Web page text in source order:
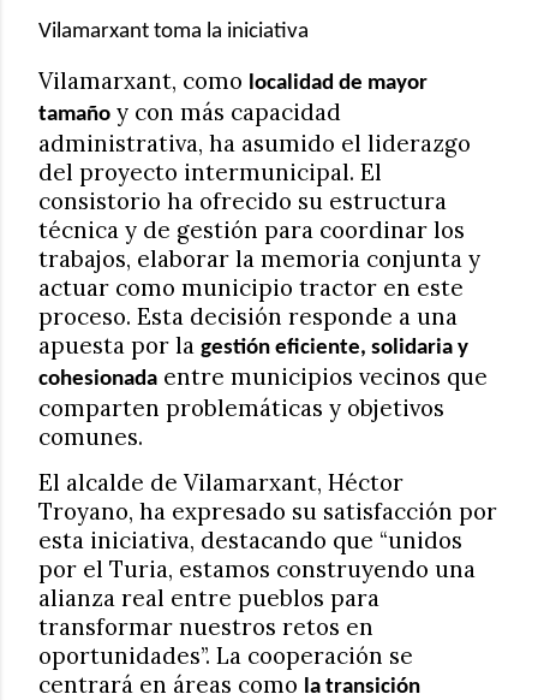
Vilamarxant toma la iniciativa
Vilamarxant, como localidad de mayor
tamaño y con más capacidad
administrativa, ha asumido el liderazgo
del proyecto intermunicipal. El
consistorio ha ofrecido su estructura
técnica y de gestión para coordinar los
trabajos, elaborar la memoria conjunta y
actuar como municipio tractor en este
proceso. Esta decisión responde a una
apuesta por la gestión eficiente, solidaria y
cohesionada entre municipios vecinos que
comparten problemáticas y objetivos
comunes.
El alcalde de Vilamarxant, Héctor
Troyano, ha expresado su satisfacción por
esta iniciativa, destacando que “unidos
por el Turia, estamos construyendo una
alianza real entre pueblos para
transformar nuestros retos en
oportunidades”. La cooperación se
centrará en áreas como la transición